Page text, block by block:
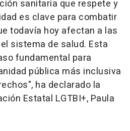
sanitaria que respete y
es clave para combatir
todavía hoy afectan a las
sistema de salud. Esta
fundamental para
pública más inclusiva
ha declarado la
Estatal LGTBI+, Paula